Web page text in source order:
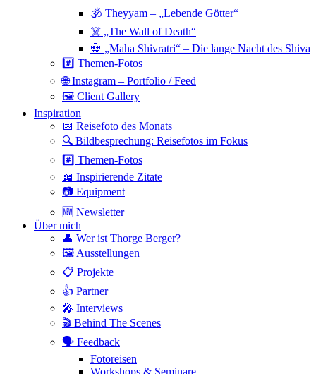
🕉 Theyyam – „Lebende Götter“
☠️ „The Wall of Death“
💀 „Maha Shivratri“ – Die lange Nacht des Shiva
#️⃣ Themen-Fotos
🌐 Instagram – Portfolio / Feed
🖼 Client Gallery
Inspiration
📅 Reisefoto des Monats
🔍 Bildbesprechung: Reisefotos im Fokus
#️⃣ Themen-Fotos
📖 Inspirierende Zitate
📷 Equipment
🆕 Newsletter
Über mich
👤 Wer ist Thorge Berger?
🖼 Ausstellungen
📋 Projekte
👍 Partner
🎤 Interviews
🎬 Behind The Scenes
🗣 Feedback
Fotoreisen
Workshops & Seminare